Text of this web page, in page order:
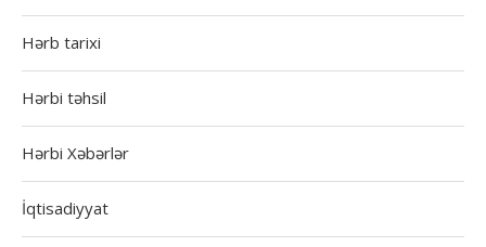
Hərb tarixi
Hərbi təhsil
Hərbi Xəbərlər
İqtisadiyyat